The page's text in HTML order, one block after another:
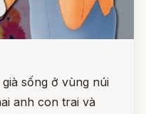
sống ở vùng núi
anh con trai và